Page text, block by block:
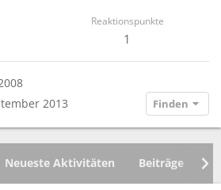
Reaktionspunkte
1
2013 Finden
Neueste Aktivitäten Beiträge